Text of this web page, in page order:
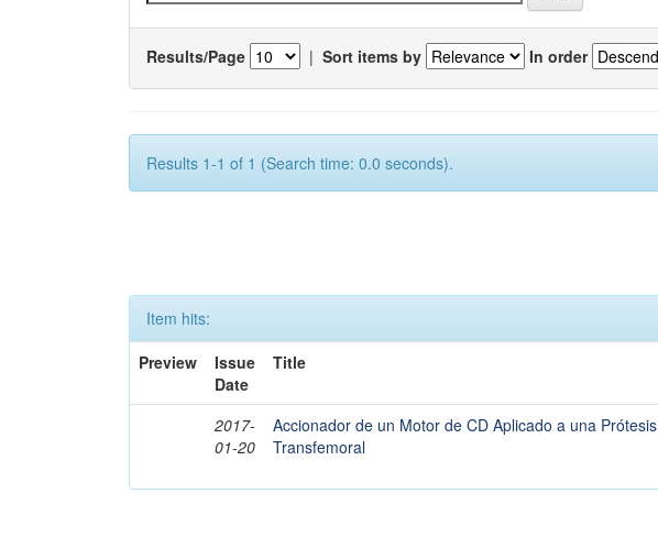
Results/Page | Sort items by In order
Results 1-1 of 1 (Search time: 0.0 seconds).
Item hits:
Preview
Issue
Date
Title
2017-
01-20
Accionador de un Motor de CD Aplicado a una Prótesis
Transfemoral